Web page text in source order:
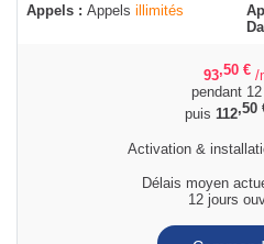
Appels : Appels illimités
93,50 € /
pendant
puis 112,50
Activation &
Délais moyen
12 jours